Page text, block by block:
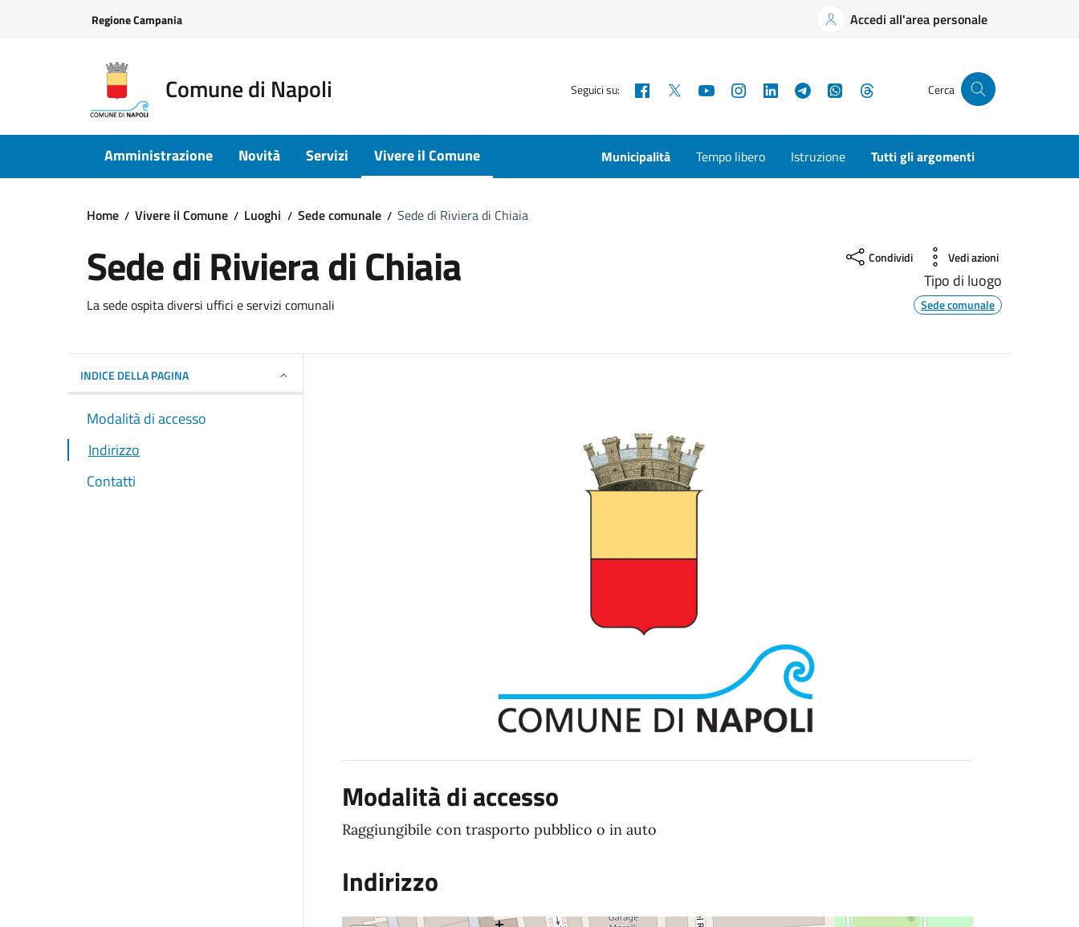
Regione Campania Accedi all'area personale
Comune di Napoli Seguici su: Facebook YouTubeInstagramLinkedInTelegramWhatsApp Cerca
Amministrazione Novità Servizi Vivere il Comune Municipalità Tempo libero Istruzione Tutti gli argomenti
Home Vivere il Comune Luoghi Sede comunale Sede di Riviera di Chiaia
Sede di Riviera di Chiaia
La sede ospita diversi uffici e servizi comunali
Condividi Vedi azioni
Tipo di luogo
Sede comunale
INDICE DELLA PAGINA
Modalità di accesso
Indirizzo
Contatti
Modalità di accesso
Raggiungibile con trasporto pubblico o in auto
Indirizzo